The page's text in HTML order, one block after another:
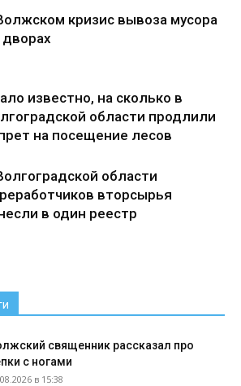
кризис вывоза мусора
дворах
известно, на сколько в
области продлили
на посещение лесов
области
вторсырья
в один реестр
священник рассказал про
с ногами
в 15:38